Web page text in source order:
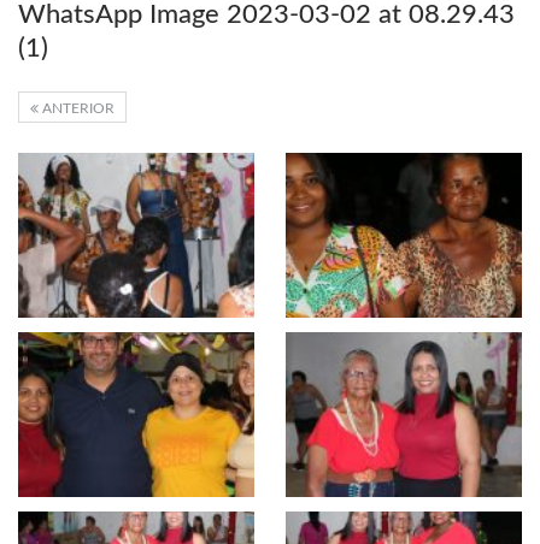
WhatsApp Image 2023-03-02 at 08.29.43
(1)
ANTERIOR